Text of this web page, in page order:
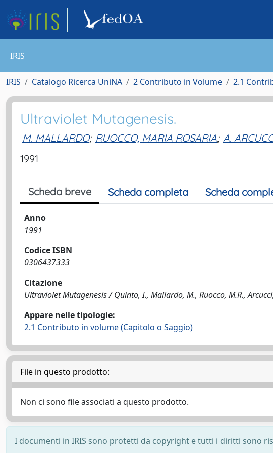
IRIS
IRIS Catalogo Ricerca UniNA 2 Contributo in Volume 2.1
Ultraviolet Mutagenesis.
M. MALLARDO; RUOCCO, MARIA ROSARIA; A.
1991
Scheda breve Scheda completa Scheda
Anno
1991
Codice ISBN
0306437333
Citazione
Ultraviolet Mutagenesis / Quinto, I., Mallardo, M., Ruocco, M.R.,
Appare nelle tipologie:
2.1 Contributo in volume (Capitolo o Saggio)
File in questo prodotto:
Non ci sono file associati a questo prodotto.
I documenti in IRIS sono protetti da copyright e tutti i diritti sono